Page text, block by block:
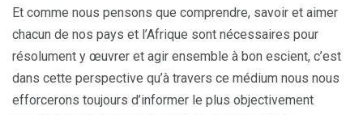
Et comme nous pensons que comprendre, savoir et aimer
chacun de nos pays et l’Afrique sont nécessaires pour
résolument y œuvrer et agir ensemble à bon escient, c’est
dans cette perspective qu’à travers ce médium nous nous
efforcerons toujours d’informer le plus objectivement